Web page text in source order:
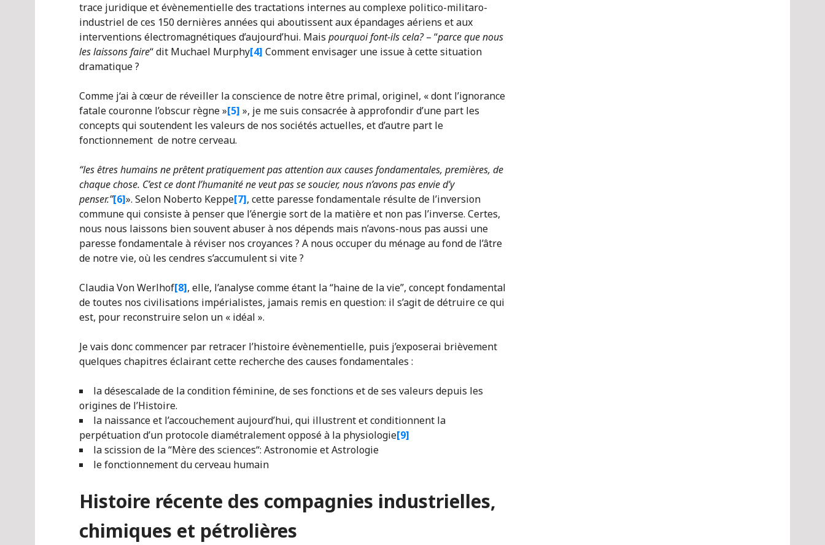
trace juridique et évènementielle des tractations internes au complexe politico-militaro-
industriel de ces 150 dernières années qui aboutissent aux épandages aériens et aux
interventions électromagnétiques d’aujourd’hui. Mais pourquoi font-ils cela?– “parce que nous
les laissons faire“ dit Muchael Murphy[4] Comment envisager une issue à cette situation
dramatique ?
Comme j‘ai à cœur de réveiller la conscience de notre être primal, originel, « dont l’ignorance
fatale couronne l’obscur règne »[5] », je me suis consacrée à approfondir d’une part les
concepts qui soutendent les valeurs de nos sociétés actuelles, et d’autre part le
fonctionnement de notre cerveau.
“les êtres humains ne prêtent pratiquement pas attention aux causes fondamentales, premières, de
chaque chose. C’est ce dont l’humanité ne veut pas se soucier, nous n’avons pas envie d’y
penser.”[6]». Selon Noberto Keppe[7], cette paresse fondamentale résulte de l’inversion
commune qui consiste à penser que l’énergie sort de la matière et non pas l’inverse. Certes,
nous nous laissons bien souvent abuser à nos dépends mais n’avons-nous pas aussi une
paresse fondamentale à réviser nos croyances ? A nous occuper du ménage au fond de l’âtre
de notre vie, où les cendres s’accumulent si vite ?
Claudia Von Werlhof[8], elle, l’analyse comme étant la “haine de la vie”, concept fondamental
de toutes nos civilisations impérialistes, jamais remis en question: il s’agit de détruire ce qui
est, pour reconstruire selon un « idéal ».
Je vais donc commencer par retracer l’histoire évènementielle, puis j’exposerai brièvement
quelques chapitres éclairant cette recherche des causes fondamentales :
la désescalade de la condition féminine, de ses fonctions et de ses valeurs depuis les
origines de l’Histoire.
la naissance et l’accouchement aujourd’hui, qui illustrent et conditionnent la
perpétuation d’un protocole diamétralement opposé à la physiologie[9]
la scission de la “Mère des sciences“: Astronomie et Astrologie
le fonctionnement du cerveau humain
Histoire récente des compagnies industrielles,
chimiques et pétrolières